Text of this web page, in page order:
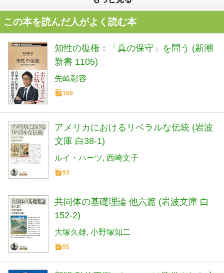
この本を読んだ人がよく読む本
知性の復権：「真の保守」を問う (新潮
新書 1105)
先崎彰容
169
アメリカにおけるリベラルな伝統 (岩波
文庫 白38-1)
ルイ・ハーツ 西崎文子
93
共同体の基礎理論 他六篇 (岩波文庫 白
152-2)
大塚久雄 小野塚知二
95